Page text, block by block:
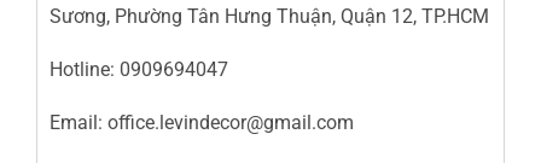
Sương, Phường Tân Hưng Thuận, Quận 12, TP.HCM
Hotline: 0909694047
Email: office.levindecor@gmail.com